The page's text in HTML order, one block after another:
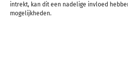
intrekt, kan dit een nadelige invloed
mogelijkheden.
geen zin. Net als jezelf blijven